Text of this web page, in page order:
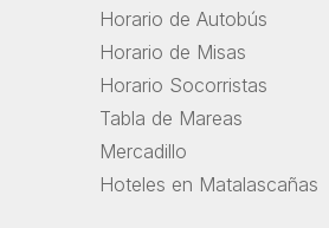
Horario de Autobús
Horario de Misas
Horario Socorristas
Tabla de Mareas
Mercadillo
Hoteles en Matalascañas